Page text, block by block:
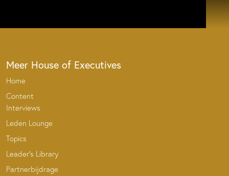
Meer House of Executives
Home
Content
Interviews
Leden Lounge
Topics
Leader’s Library
Partnerbijdrage